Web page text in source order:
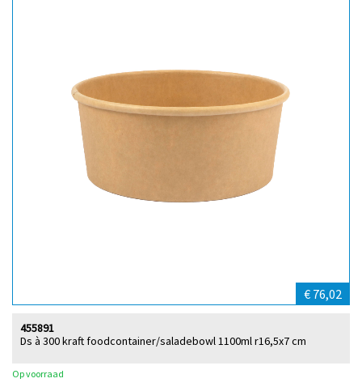
€ 76,02
Ds à 300 kraft foodcontainer/saladebowl 1100ml r16,5x7 cm
455891
Op voorraad